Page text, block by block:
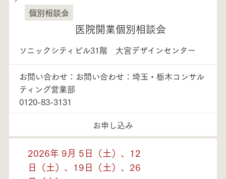
埼玉県
個別相談会
医院開業個別相談会
ソニックシティビル31階 大宮デザインセンター
お問い合わせ：お問い合わせ：埼玉・栃木コンサル
ティング営業部
0120-83-3131
お申し込み
2026年 9月 5日（土）、12
日（土）、19日（土）、26